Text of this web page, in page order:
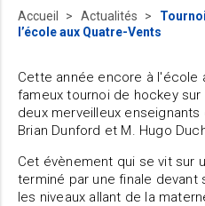
Accueil Actualités
l’école aux Quatre-Vents
Cette année encore à l'école
fameux tournoi de hockey
deux merveilleux
Brian Dunford et M. Hugo
Cet évènement qui se vit sur
terminé par une finale
les niveaux allant de la